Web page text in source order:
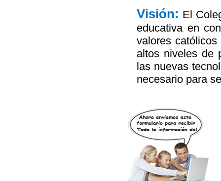
Visión: El
educativa en
valores
altos niveles de
las nuevas
necesario para